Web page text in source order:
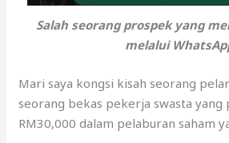
Salah seorang prospek yang
melalui
Mari saya kongsi kisah seorang
seorang bekas pekerja swasta
RM30,000 dalam pelaburan saham